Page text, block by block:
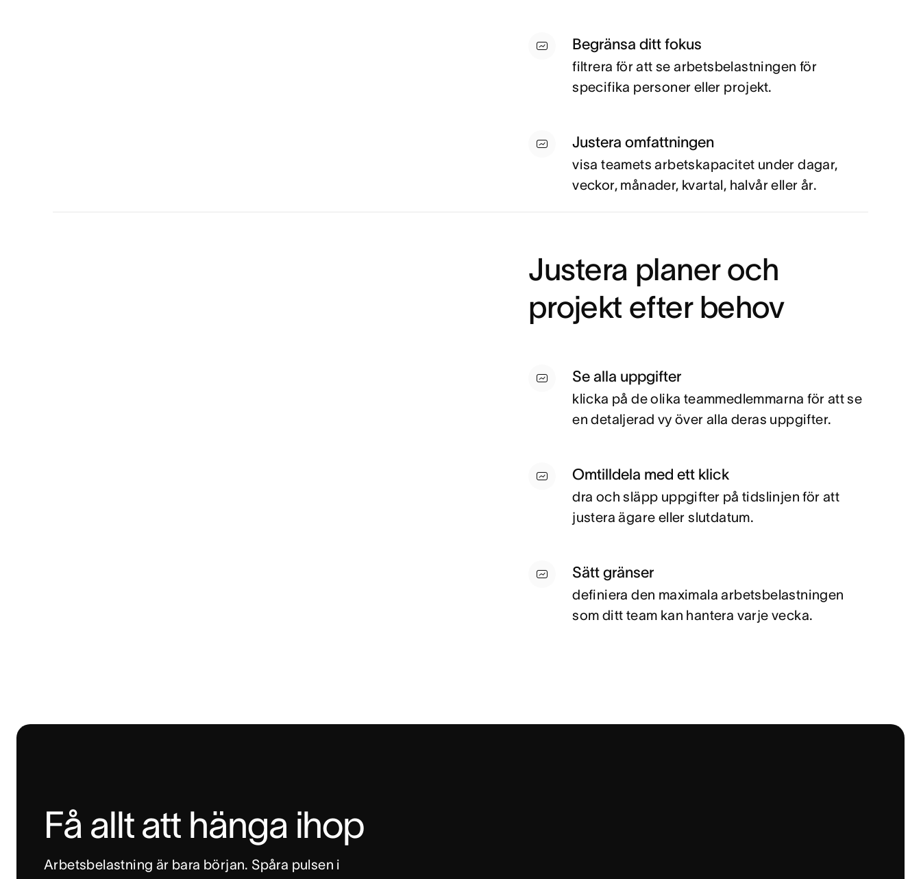
Begränsa ditt fokus
filtrera för att se arbetsbelastningen för
specifika personer eller projekt.
Justera omfattningen
visa teamets arbetskapacitet under dagar,
veckor, månader, kvartal, halvår eller år.
Justera planer och
projekt efter behov
Se alla uppgifter
klicka på de olika teammedlemmarna för att se
en detaljerad vy över alla deras uppgifter.
Omtilldela med ett klick
dra och släpp uppgifter på tidslinjen för att
justera ägare eller slutdatum.
Sätt gränser
definiera den maximala arbetsbelastningen
som ditt team kan hantera varje vecka.
Få allt att hänga ihop
Arbetsbelastning är bara början. Spåra pulsen i